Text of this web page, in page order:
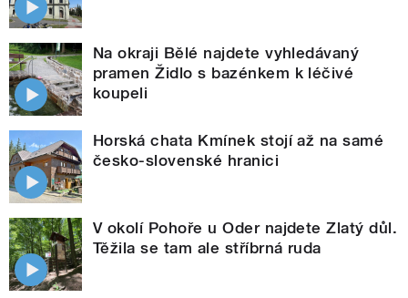
Na okraji Bělé najdete vyhledávaný
pramen Židlo s bazénkem k léčivé
koupeli
Horská chata Kmínek stojí až na samé
česko-slovenské hranici
V okolí Pohoře u Oder najdete Zlatý důl.
Těžila se tam ale stříbrná ruda